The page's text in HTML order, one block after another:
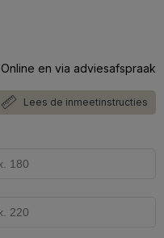
Online en via adviesafspraak
Lees de inmeetinstructies